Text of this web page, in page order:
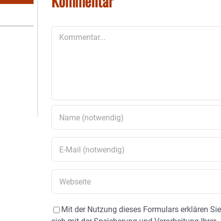
Mit der Nutzung dieses Formulars erklären Sie